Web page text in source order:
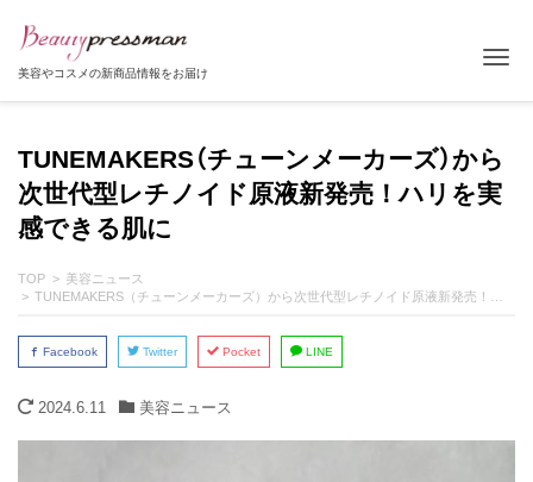
美容やコスメの新商品情報をお届け
TUNEMAKERS（チューンメーカーズ）から
次世代型レチノイド原液新発売！ハリを実
感できる肌に
TOP
美容ニュース
TUNEMAKERS（チューンメーカーズ）から次世代型レチノイド原液新発売！ハリを実感できる肌に
Facebook Twitter Pocket LINE
2024.6.11 美容ニュース